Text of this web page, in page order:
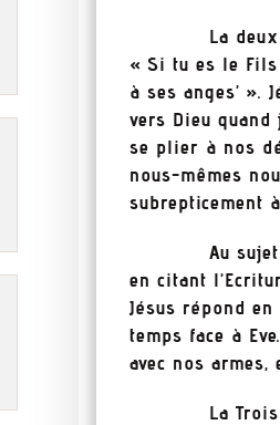
La deuxième
« Si tu es le
à ses anges’ ».
vers Dieu
se plier à nos
nous-mêmes
subrepticement
Au sujet de
en citant
Jésus répond
temps face à
avec nos
La Troisième